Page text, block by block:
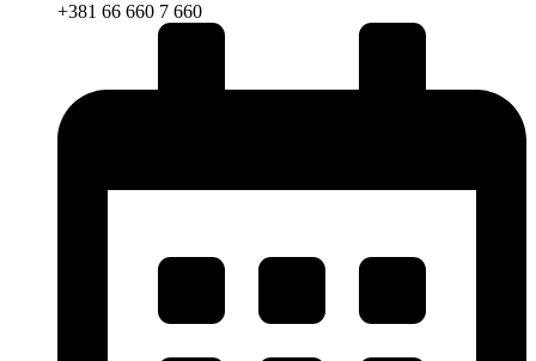
+381 66 660 7 660